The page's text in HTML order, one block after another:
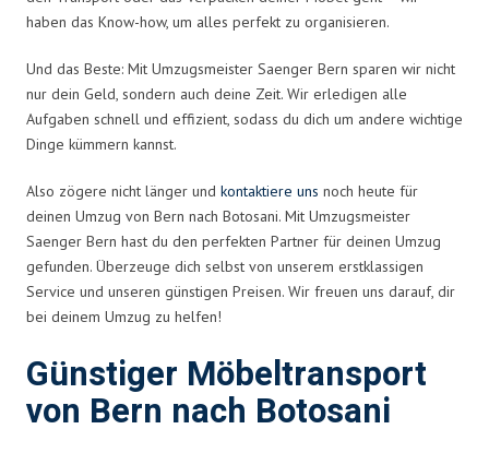
haben das Know-how, um alles perfekt zu organisieren.
Und das Beste: Mit Umzugsmeister Saenger Bern sparen wir nicht
nur dein Geld, sondern auch deine Zeit. Wir erledigen alle
Aufgaben schnell und effizient, sodass du dich um andere wichtige
Dinge kümmern kannst.
Also zögere nicht länger und kontaktiere uns noch heute für
deinen Umzug von Bern nach Botosani. Mit Umzugsmeister
Saenger Bern hast du den perfekten Partner für deinen Umzug
gefunden. Überzeuge dich selbst von unserem erstklassigen
Service und unseren günstigen Preisen. Wir freuen uns darauf, dir
bei deinem Umzug zu helfen!
Günstiger Möbeltransport
von Bern nach Botosani